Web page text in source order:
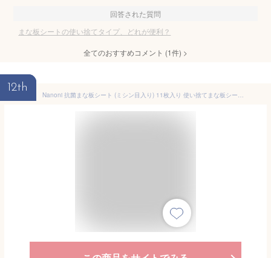
回答された質問
まな板シートの使い捨てタイプ、どれが便利？
全てのおすすめコメント (1件) >
12th
Nanoni 抗菌まな板シート (ミシン目入り) 11枚入り 使い捨てまな板シート 衛生的 iSDG 医食同源ドットコム